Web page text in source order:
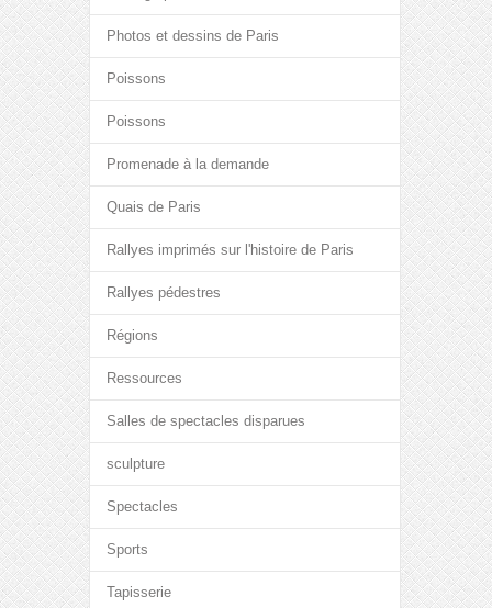
Photos et dessins de Paris
Poissons
Poissons
Promenade à la demande
Quais de Paris
Rallyes imprimés sur l'histoire de Paris
Rallyes pédestres
Régions
Ressources
Salles de spectacles disparues
sculpture
Spectacles
Sports
Tapisserie